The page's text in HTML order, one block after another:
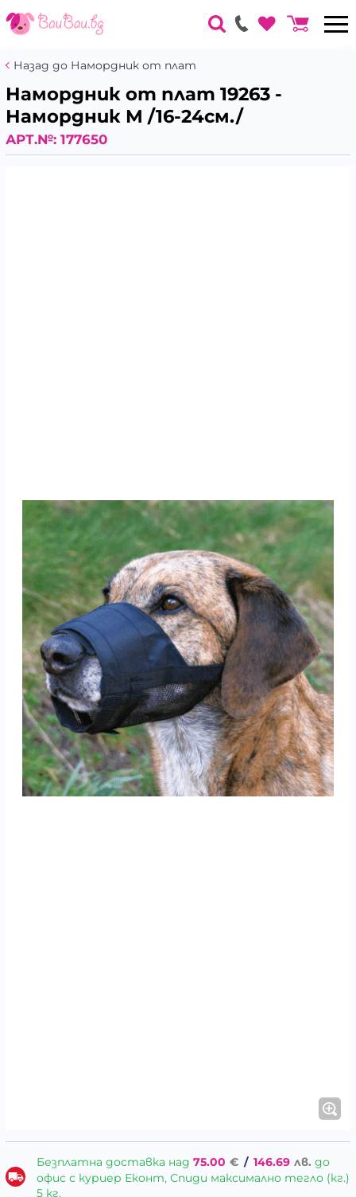
Назад до Намордник от плат
Намордник от плат 19263 -
Намордник M /16-24см./
АРТ.№: 177650
Безплатна доставка над 75.00 € / 146.69 лв. до
офис с куриер Еконт, Спиди максимално тегло (кг.)
5 кг.